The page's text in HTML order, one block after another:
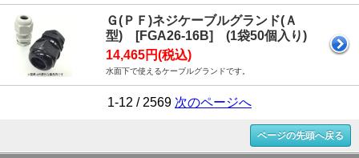
Ｇ(ＰＦ)ネジケーブルグランド(Ａ
型) [FGA26-16B] (1袋50個入り)
14,465円(税込)
水面下で使えるケーブルグランドです。
1-12 / 2569 次のページへ
ページの先頭へ戻る